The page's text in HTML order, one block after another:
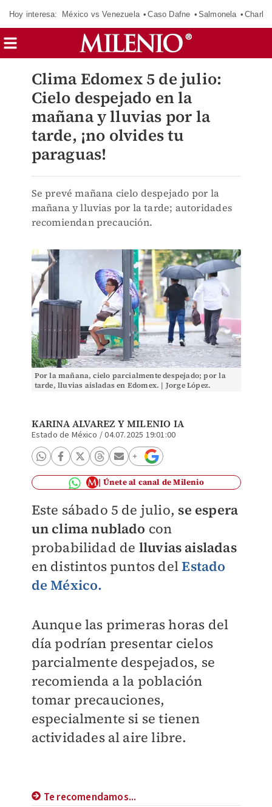
Hoy interesa: México vs Venezuela Caso Dafne Salmonela
Clima Edomex 5 de julio:
Cielo despejado en la
mañana y lluvias por la
tarde, ¡no olvides tu
paraguas!
Se prevé mañana cielo despejado por la
mañana y lluvias por la tarde; autoridades
recomiendan precaución.
Por la mañana, cielo parcialmente despejado; por la
tarde, lluvias aisladas en Edomex. | Jorge López.
KARINA ALVAREZ Y MILENIO IA
Estado de México /04.07.2025 19:01:00
Únete al canal de Milenio
Este sábado 5 de julio, se espera
un clima nublado con
probabilidad de lluvias aisladas
en distintos puntos delEstado
de México.
Aunque las primeras horas del
día podrían presentar cielos
parcialmente despejados, se
recomienda a la población
tomar precauciones,
especialmente si se tienen
actividades al aire libre.
Te recomendamos...